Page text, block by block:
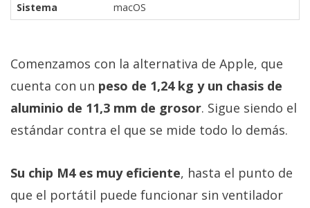
Sistema
macOS
Comenzamos con la alternativa de Apple, que
cuenta con un peso de 1,24 kg y un chasis de
aluminio de 11,3 mm de grosor. Sigue siendo el
estándar contra el que se mide todo lo demás.
Su chip M4 es muy eficiente, hasta el punto de
que el portátil puede funcionar sin ventilador